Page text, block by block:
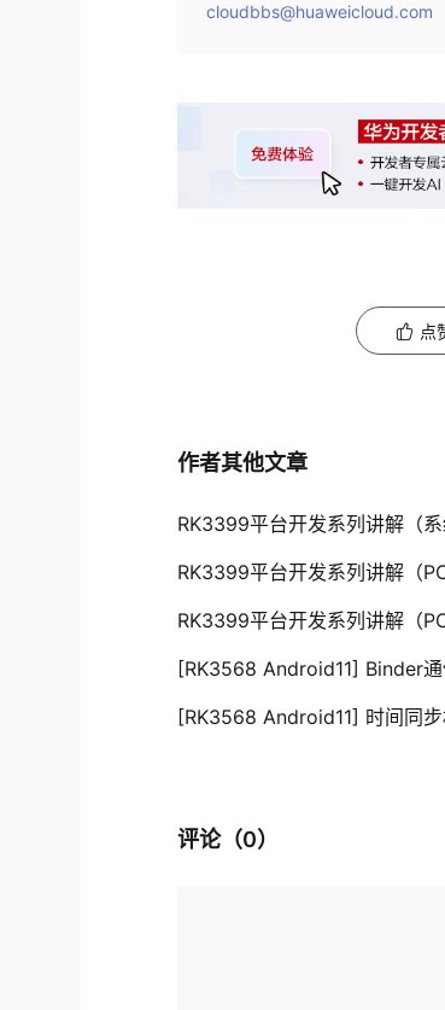
cloudbbs@huaweicloud.com
点
作者其他文章
RK3399平台开发系列讲解（
RK3399平台开发系列讲解（
RK3399平台开发系列讲解（
[RK3568 Android11] Binder
[RK3568 Android11] 时间同
评论（0）